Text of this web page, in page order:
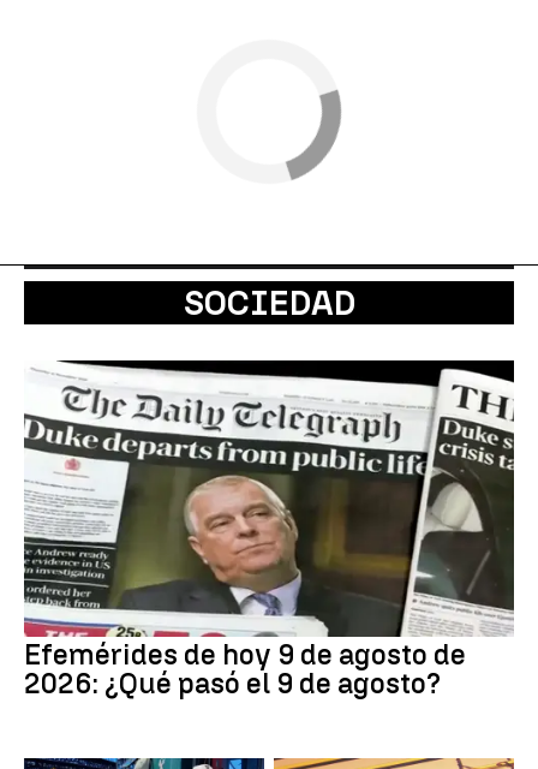
SOCIEDAD
Efemérides de hoy 9 de agosto de
2026: ¿Qué pasó el 9 de agosto?